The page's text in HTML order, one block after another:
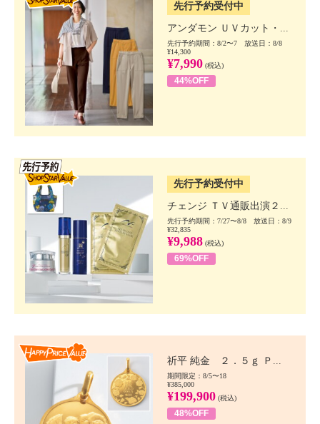
先行予約受付中
アンダモン ＵＶカット・...
先行予約期間：8/2〜7 放送日：8/8
¥14,300
¥7,990 (税込)
44%OFF
先行予約受付中
チェンジ ＴＶ通販出演２...
先行予約期間：7/27〜8/8 放送日：8/9
¥32,835
¥9,988 (税込)
69%OFF
祈平 純金 ２．５ｇ Ｐ...
期間限定：8/5〜18
¥385,000
¥199,900 (税込)
48%OFF